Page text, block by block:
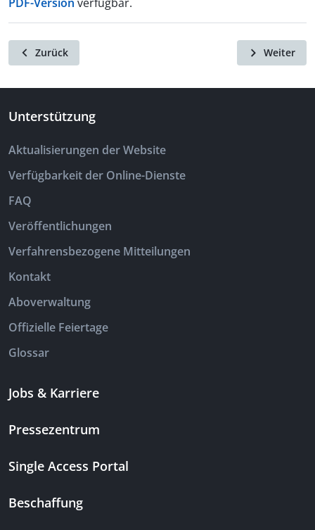
Zurück Weiter
Unterstützung
Aktualisierungen der Website
Verfügbarkeit der Online-Dienste
FAQ
Veröffentlichungen
Verfahrensbezogene Mitteilungen
Kontakt
Aboverwaltung
Offizielle Feiertage
Glossar
Jobs & Karriere
Pressezentrum
Single Access Portal
Beschaffung